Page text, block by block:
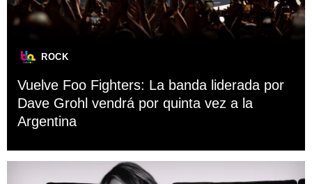
ROCK
Vuelve Foo Fighters: La banda liderada por
Dave Grohl vendrá por quinta vez a la
Argentina